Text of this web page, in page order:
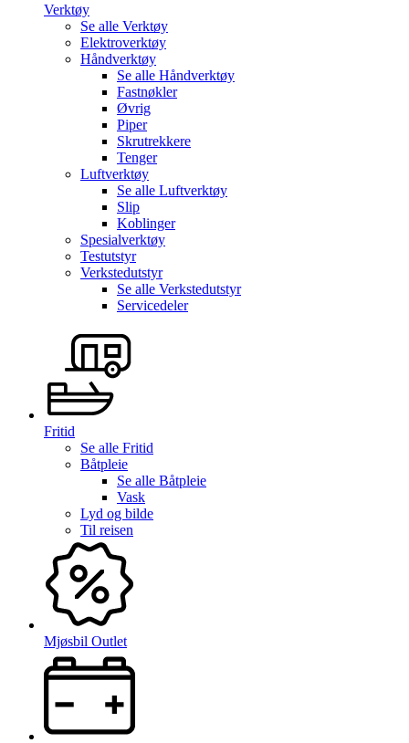
Verktøy
Se alle Verktøy
Elektroverktøy
Håndverktøy
Se alle Håndverktøy
Fastnøkler
Øvrig
Piper
Skrutrekkere
Tenger
Luftverktøy
Se alle Luftverktøy
Slip
Koblinger
Spesialverktøy
Testutstyr
Verkstedutstyr
Se alle Verkstedutstyr
Servicedeler
Fritid
Se alle Fritid
Båtpleie
Se alle Båtpleie
Vask
Lyd og bilde
Til reisen
Mjøsbil Outlet